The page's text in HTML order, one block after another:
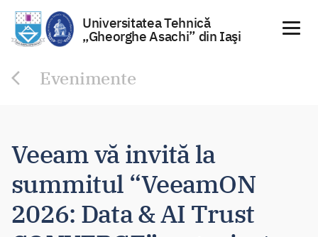
Universitatea Tehnică
„Gheorghe Asachi” din Iaşi
Evenimente
Veeam vă invită la
summitul “VeeamON
2026: Data & AI Trust